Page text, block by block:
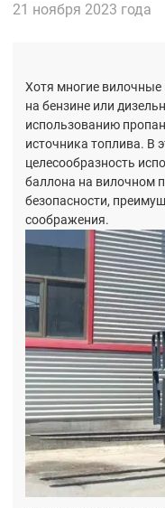
21 ноября 2023 года
Хотя многие вилочные
на бензине или
использованию
источника топлива. В
целесообразность
баллона на вилочном
безопасности,
соображения.